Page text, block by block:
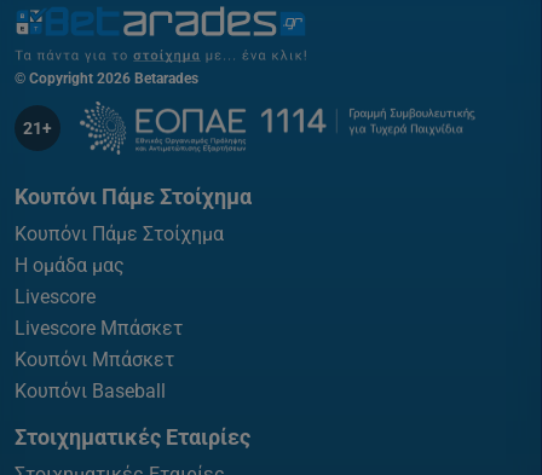
© Copyright 2026 Betarades
21+
Κουπόνι Πάμε Στοίχημα
Κουπόνι Πάμε Στοίχημα
Η ομάδα μας
Livescore
Livescore Μπάσκετ
Κουπόνι Μπάσκετ
Κουπόνι Baseball
Στοιχηματικές Εταιρίες